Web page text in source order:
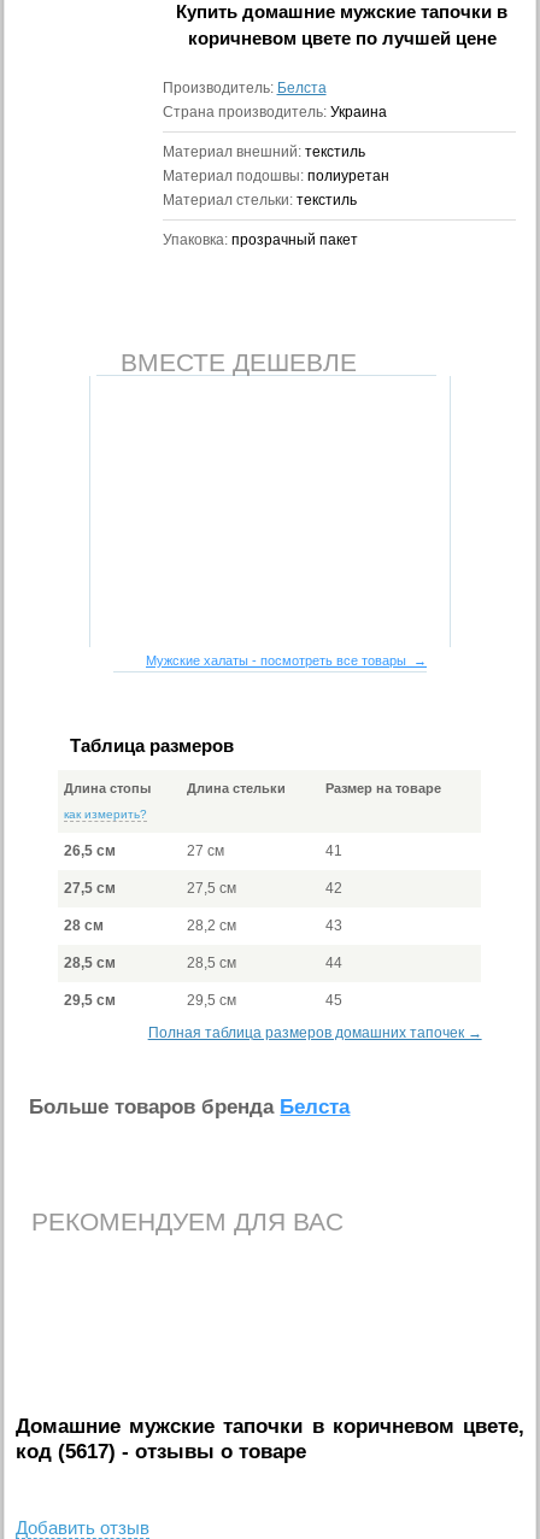
Купитьдомашние мужские тапочки в
коричневом цветепо лучшей цене
Производитель: Белста
Страна производитель: Украина
Материал внешний: текстиль
Материал подошвы: полиуретан
Материал стельки: текстиль
Упаковка: прозрачный пакет
ВМЕСТЕ ДЕШЕВЛЕ
Мужские халаты - посмотреть все товары →
Таблица размеров
Длина стопы
как измерить?
Длина стельки Размер на товаре
26,5 см 27 см 41
27,5 см 27,5 см 42
28 см 28,2 см 43
28,5 см 28,5 см 44
29,5 см 29,5 см
45
Полная таблица размеров домашних тапочек →
Больше товаров бренда Белста
РЕКОМЕНДУЕМ ДЛЯ ВАС
Домашние мужские тапочки в коричневом цвете,
код (5617) - отзывы о товаре
Добавить отзыв